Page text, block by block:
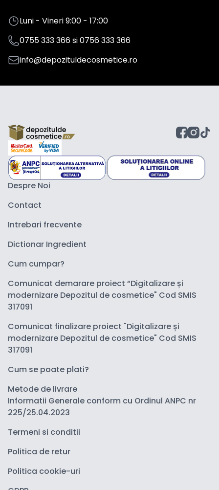
Luni - Vineri 9:00 - 17:00
0755 333 366si0756 333 366
info@depozituldecosmetice.ro
Despre Noi
Contact
Intrebari frecvente
Dictionar Ingredient
Cum cumpar?
Comunicat demarare proiect “Digitalizare și
modernizare Depozitul de cosmetice" Cod SMIS
317091
Comunicat finalizare proiect "Digitalizare și
modernizare Depozitul de cosmetice" Cod SMIS
317091
Cum se poate plati?
Metode de livrare
Informatii Generale conform cu Ordinul ANPC nr
225/25.04.2023
Termeni si conditii
Politica de retur
Politica cookie-uri